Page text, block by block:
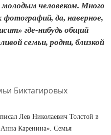
молодым человеком. Много
да, наверное,
где-нибудь общий
семьи, родни, близкой
Лев Николаевич Толстой в
Каренина». Семья